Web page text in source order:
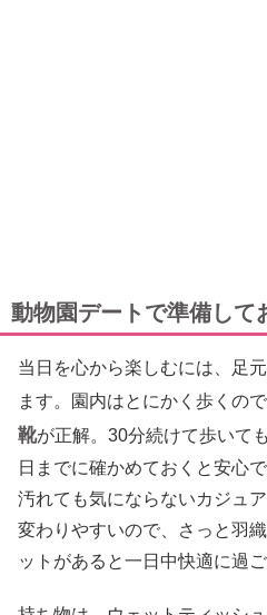
動物園デートで準備して
当日を心から楽しむには、足
ます。園内はとにかく歩くの
靴が正解。30分続けて歩いて
日までに確かめておくと安心
汚れても気にならないカジュ
変わりやすいので、さっと羽
ットがあると一日中快適に過ご